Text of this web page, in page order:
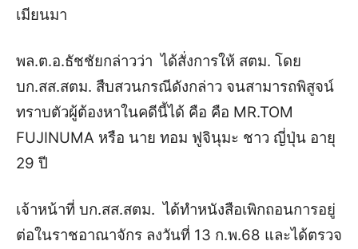
เมียนมา
พล.ต.อ.ธัชชัยกล่าวว่า ได้สั่งการให้ สตม. โดย
บก.สส.สตม. สืบสวนกรณีดังกล่าว จนสามารถพิสูจน์
ทราบตัวผู้ต้องหาในคดีนี้ได้ คือ คือ MR.TOM
FUJINUMA หรือ นาย ทอม ฟูจินุมะ ชาว ญี่ปุ่น อายุ
29 ปี
เจ้าหน้าที่ บก.สส.สตม. ได้ทำหนังสือเพิกถอนการอยู่
ต่อในราชอาณาจักร ลงวันที่ 13 ก.พ.68 และได้ตรวจ